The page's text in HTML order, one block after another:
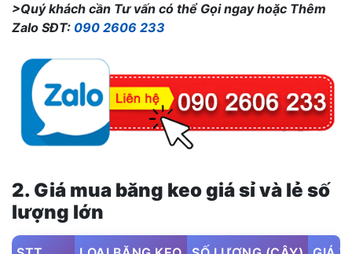
>Quý khách cần Tư vấn có thể Gọi ngay hoặc Thêm
Zalo SĐT: 090 2606 233
2. Giá mua băng keo giá sỉ và lẻ số
lượng lớn